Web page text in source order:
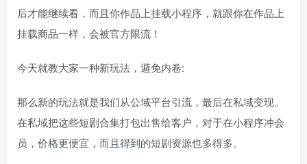
后才能继续看，而且你作品上挂载小程序，就跟你在作品上
挂载商品一样，会被官方限流！
今天就教大家一种新玩法，避免内卷:
那么新的玩法就是我们从公域平台引流，最后在私域变现。
在私域把这些短剧合集打包出售给客户，对于在小程序冲会
员，价格更便宜，而且得到的短剧资源也多得多。